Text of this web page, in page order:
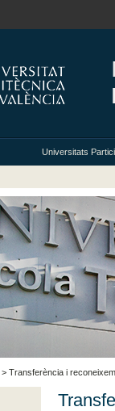
Universitats
> Transferència i